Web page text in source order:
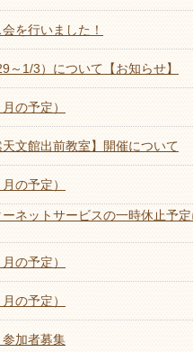
を行いました！
～1/3）について【お知らせ】
の予定）
文館出前教室】開催について
の予定）
ネットサービスの一時休止予
の予定）
の予定）
参加者募集